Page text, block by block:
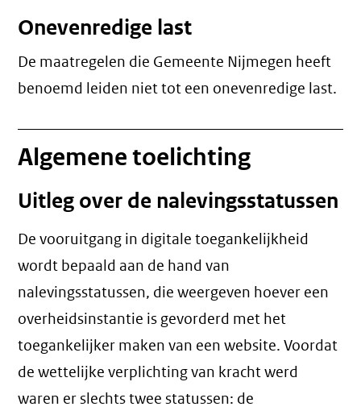
Onevenredige last
De maatregelen die Gemeente Nijmegen heeft
benoemd leiden niet tot een onevenredige last.
Algemene toelichting
Uitleg over de nalevingsstatussen
De vooruitgang in digitale toegankelijkheid
wordt bepaald aan de hand van
nalevingsstatussen, die weergeven hoever een
overheidsinstantie is gevorderd met het
toegankelijker maken van een website. Voordat
de wettelijke verplichting van kracht werd
waren er slechts twee statussen: de